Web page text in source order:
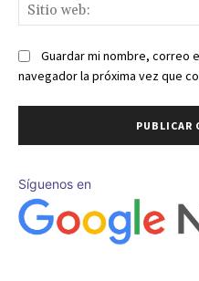
Guardar mi nombre, correo
navegador la próxima vez que
Síguenos en